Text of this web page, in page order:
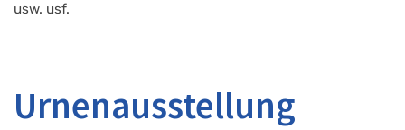
usw. usf.
Urnenausstellung